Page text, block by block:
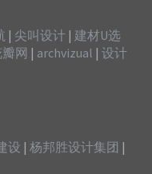
| 尖叫设计 | 建材U选
网 | archvizual |设计
设 |杨邦胜设计集团 |